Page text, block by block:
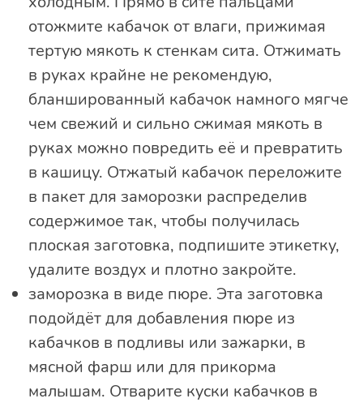
отожмите кабачок от влаги, прижимая
тертую мякоть к стенкам сита. Отжимать
в руках крайне не рекомендую,
бланшированный кабачок намного мягче
чем свежий и сильно сжимая мякоть в
руках можно повредить её и превратить
в кашицу. Отжатый кабачок переложите
в пакет для заморозки распределив
содержимое так, чтобы получилась
плоская заготовка, подпишите этикетку,
удалите воздух и плотно закройте.
заморозка в виде пюре. Эта заготовка
подойдёт для добавления пюре из
кабачков в подливы или зажарки, в
мясной фарш или для прикорма
малышам. Отварите куски кабачков в